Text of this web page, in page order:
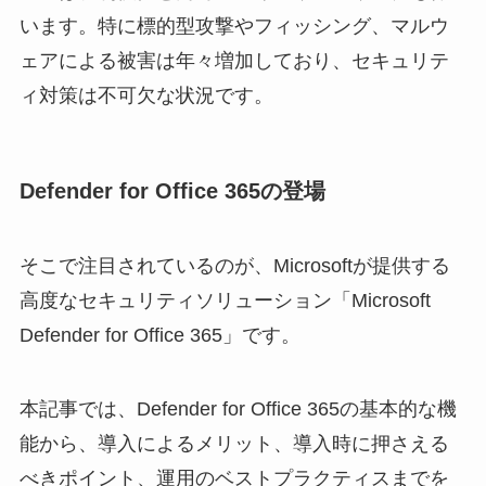
います。特に標的型攻撃やフィッシング、マルウ
ェアによる被害は年々増加しており、セキュリテ
ィ対策は不可欠な状況です。
Defender for Office 365の登場
そこで注目されているのが、Microsoftが提供する
高度なセキュリティソリューション「Microsoft
Defender for Office 365」です。
本記事では、Defender for Office 365の基本的な機
能から、導入によるメリット、導入時に押さえる
べきポイント、運用のベストプラクティスまでを